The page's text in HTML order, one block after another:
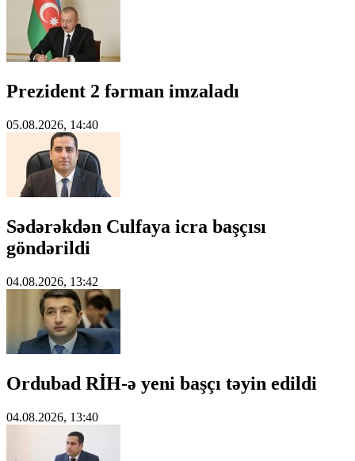
Prezident 2 fərman imzaladı
05.08.2026, 14:40
Sədərəkdən Culfaya icra başçısı
göndərildi
04.08.2026, 13:42
Ordubad RİH-ə yeni başçı təyin edildi
04.08.2026, 13:40